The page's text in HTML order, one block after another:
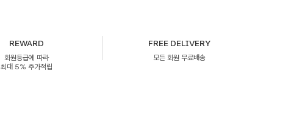
REWARD
회원등급에 따라
최대 5% 추가적립
FREE DELIVERY
모든 회원 무료배송